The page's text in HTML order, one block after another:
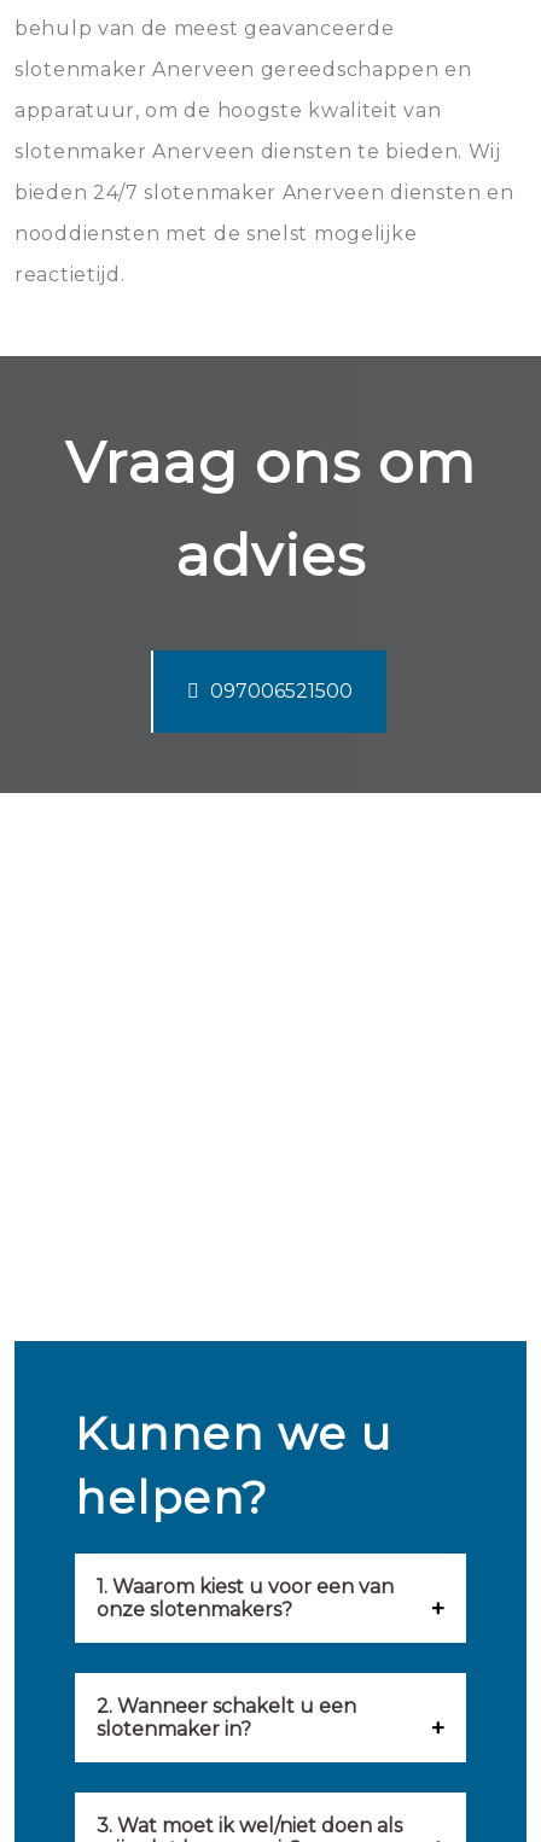
behulp van de meest geavanceerde
slotenmaker Anerveen gereedschappen en
apparatuur, om de hoogste kwaliteit van
slotenmaker Anerveen diensten te bieden. Wij
bieden 24/7 slotenmaker Anerveen diensten en
nooddiensten met de snelst mogelijke
reactietijd.
Vraag ons om
advies
097006521500
Kunnen we u
helpen?
1. Waarom kiest u voor een van
onze slotenmakers?
geselecteerd op kwaliteit,
partij om u van dienst te zijn.
2. Wanneer schakelt u een
slotenmaker in?
slotenmaker inschakelen
3. Wat moet ik wel/niet doen als